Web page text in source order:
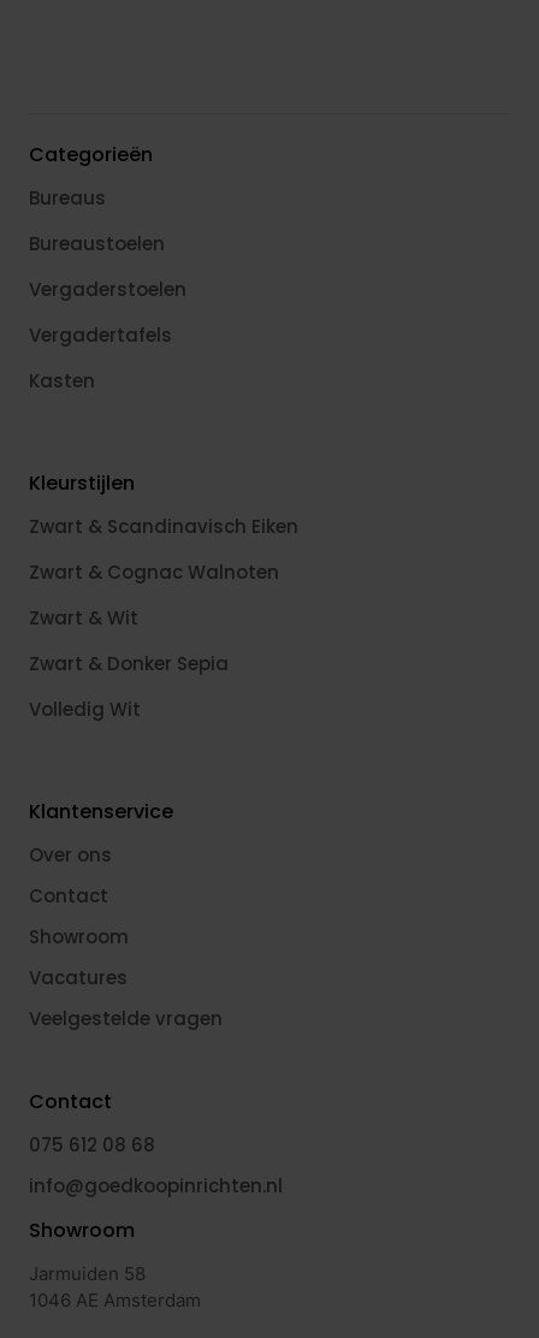
Categorieën
Bureaus
Bureaustoelen
Vergaderstoelen
Vergadertafels
Kasten
Kleurstijlen
Zwart & Scandinavisch Eiken
Zwart & Cognac Walnoten
Zwart & Wit
Zwart & Donker Sepia
Volledig Wit
Klantenservice
Over ons
Contact
Showroom
Vacatures
Veelgestelde vragen
Contact
075 612 08 68
info@goedkoopinrichten.nl
Showroom
Jarmuiden 58
1046 AE Amsterdam